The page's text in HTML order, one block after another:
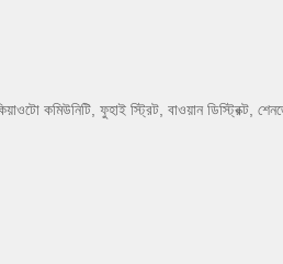
কমিউনিটি, ফুহাই স্ট্রিট, বাওয়ান ডিস্ট্রিক্ট,